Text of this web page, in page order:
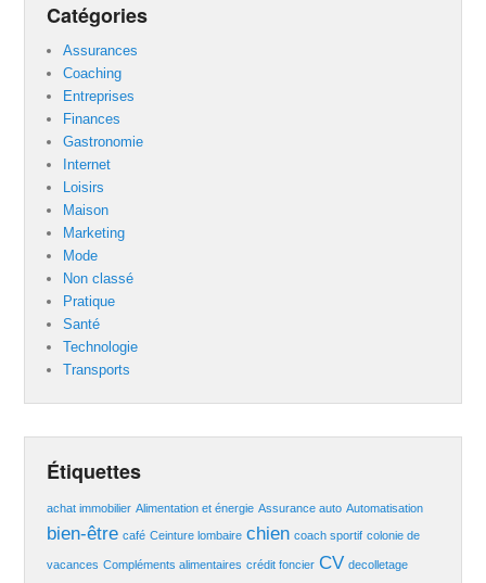
Catégories
Assurances
Coaching
Entreprises
Finances
Gastronomie
Internet
Loisirs
Maison
Marketing
Mode
Non classé
Pratique
Santé
Technologie
Transports
Étiquettes
achat immobilier Alimentation et énergie Assurance auto Automatisation
bien-être café Ceinture lombaire chien coach sportif colonie de
vacances Compléments alimentaires crédit foncier CV decolletage